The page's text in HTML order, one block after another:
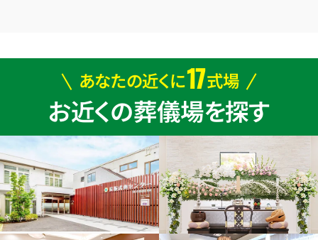
あなたの近くに17式場
お近くの葬儀場を探す